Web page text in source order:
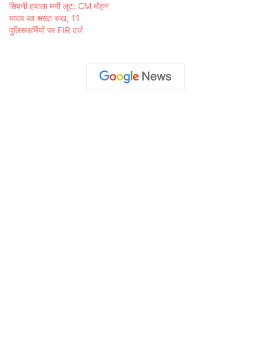
सिवनी हवाला मनी लूट: CM मोहन
यादव का सख्त रुख, 11
पुलिसकर्मियों पर FIR दर्ज